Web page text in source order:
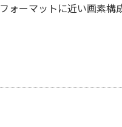
ォーマットに近い画素構